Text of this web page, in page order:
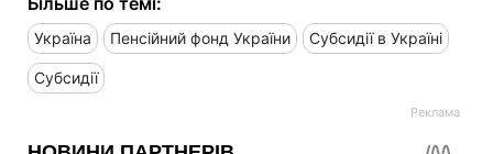
Україна Пенсійний фонд України Субсидії в Україні
Субсидії